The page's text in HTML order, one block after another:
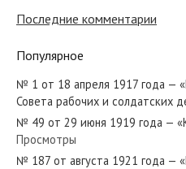
№ 131 от июня 1935 года —
Последние комментарии
Популярное
№ 1 от 18 апреля 1917 года —
Совета рабочих и солдатских
№ 49 от 29 июня 1919 года —
Просмотры
№ 187 от августа 1921 года —